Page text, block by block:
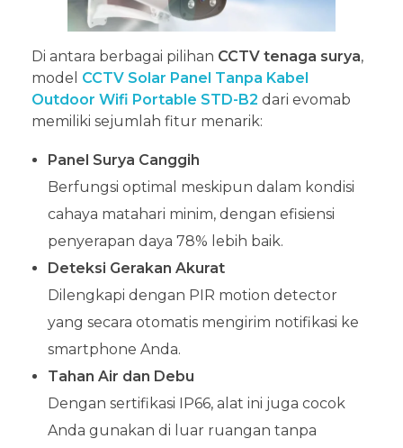
Di antara berbagai pilihan CCTV tenaga surya,
model CCTV Solar Panel Tanpa Kabel
Outdoor Wifi Portable STD-B2 dari evomab
memiliki sejumlah fitur menarik:
Panel Surya Canggih
Berfungsi optimal meskipun dalam kondisi
cahaya matahari minim, dengan efisiensi
penyerapan daya 78% lebih baik.
Deteksi Gerakan Akurat
Dilengkapi dengan PIR motion detector
yang secara otomatis mengirim notifikasi ke
smartphone Anda.
Tahan Air dan Debu
Dengan sertifikasi IP66, alat ini juga cocok
Anda gunakan di luar ruangan tanpa